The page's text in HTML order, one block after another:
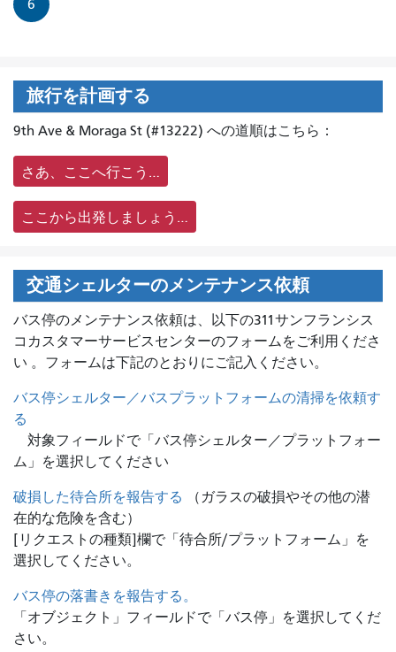
6
旅行を計画する
9th Ave & Moraga St (#13222) への道順はこちら：
さあ、ここへ行こう…
ここから出発しましょう…
交通シェルターのメンテナンス依頼
バス停のメンテナンス依頼は、 以下の311サンフランシス
コカスタマーサービスセンターのフォームをご利用くださ
い 。フォームは下記のとおりにご記入ください。
バス停シェルター／バスプラットフォームの清掃を依頼す
る
対象フィールドで「バス停シェルター／プラットフォー
ム」を選択してください
破損した待合所を報告する
（ガラスの破損やその他の潜
在的な危険を含む）
[リクエストの種類]欄で「待合所/プラットフォーム」を
選択してください。
バス停の落書きを報告する。
「オブジェクト」フィールドで「バス停」を選択してくだ
さい。